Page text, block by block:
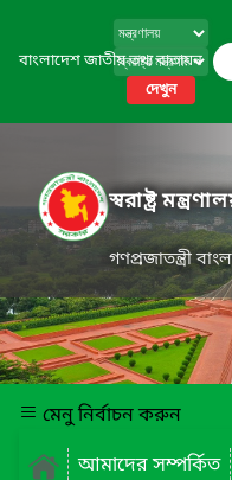
বাংলাদেশ জাতীয় তথ্য বাতায়ন
দেখুন
স্বরাষ্ট্র
গণপ্রজাতন্ত্রী
মেনু নির্বাচন করুন
আমাদের সম্পর্কিত